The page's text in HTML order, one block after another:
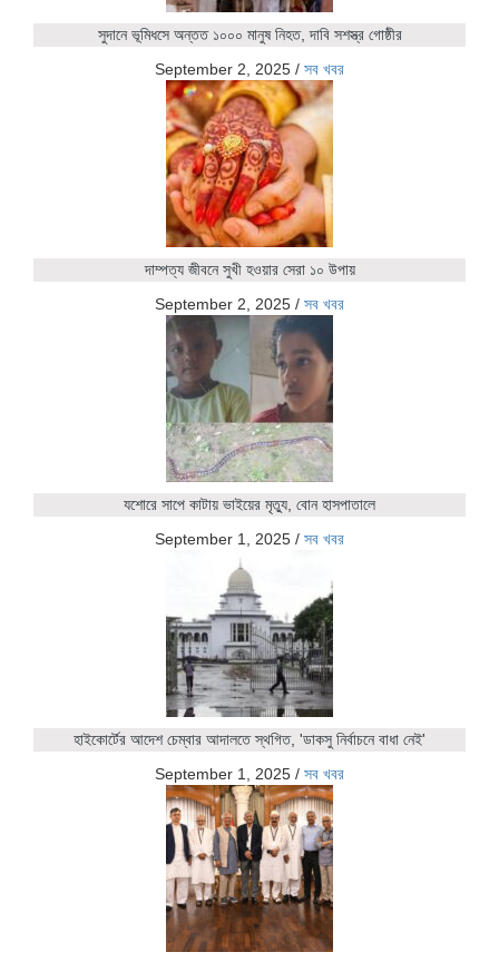
সুদানে ভূমিধসে অন্তত ১০০০ মানুষ নিহত, দাবি সশস্ত্র গোষ্ঠীর
September 2, 2025 / সব খবর
দাম্পত্য জীবনে সুখী হওয়ার সেরা ১০ উপায়
September 2, 2025 / সব খবর
যশোরে সাপে কাটায় ভাইয়ের মৃত্যু, বোন হাসপাতালে
September 1, 2025 / সব খবর
হাইকোর্টের আদেশ চেম্বার আদালতে স্থগিত, 'ডাকসু নির্বাচনে বাধা নেই'
September 1, 2025 / সব খবর